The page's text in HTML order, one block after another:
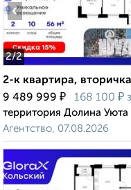
2/2
‹
2-к квартира,
9 489 999 ₽ 168 100 ₽
территория Долина Уюта
Агентство, 07.08.2026